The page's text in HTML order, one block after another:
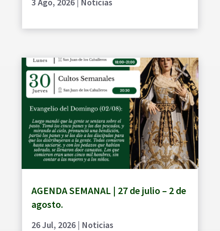
3 Ago, 2026| Noticias
AGENDA SEMANAL | 27 de julio – 2 de
agosto.
26 Jul, 2026| Noticias